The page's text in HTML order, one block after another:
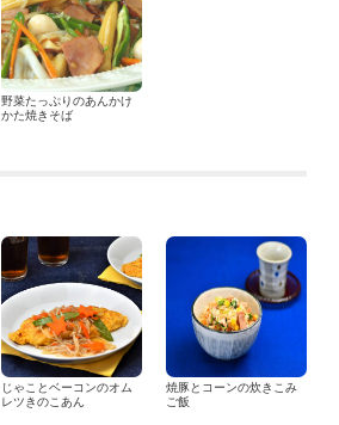
野菜たっぷりのあんかけ
かた焼きそば
じゃことベーコンのオム
レツきのこあん
焼豚とコーンの炊きこみ
ご飯